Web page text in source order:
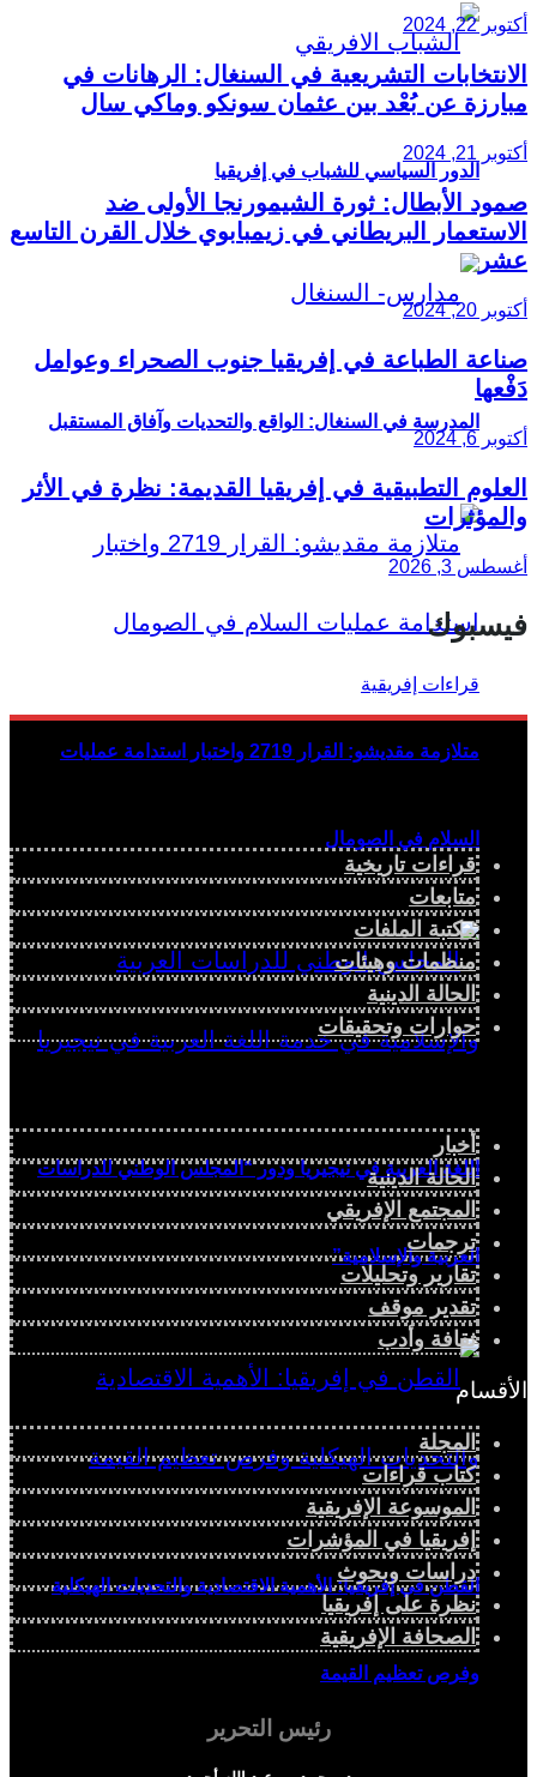
الدور السياسي للشباب في إفريقيا
المدرسة في السنغال: الواقع والتحديات وآفاق المستقبل
متلازمة مقديشو: القرار 2719 واختبار استدامة عمليات
السلام في الصومال
اللغة العربية في نيجيريا ودور “المجلس الوطني للدراسات
العربية والإسلامية”
القطن في إفريقيا: الأهمية الاقتصادية والتحديات الهيكلية
وفرص تعظيم القيمة
أكتوبر 22, 2024
الانتخابات التشريعية في السنغال: الرهانات في
مبارزة عن بُعْد بين عثمان سونكو وماكي سال
أكتوبر 21, 2024
صمود الأبطال: ثورة الشيمورنجا الأولى ضد
الاستعمار البريطاني في زيمبابوي خلال القرن التاسع
عشر
أكتوبر 20, 2024
صناعة الطباعة في إفريقيا جنوب الصحراء وعوامل
دَفْعها
أكتوبر 6, 2024
العلوم التطبيقية في إفريقيا القديمة: نظرة في الأثر
والمؤثرات
أغسطس 3, 2026
فيسبوك
قراءات تاريخية
متابعات
مكتبة الملفات
منظمات وهيئات
الحالة الدينية
حوارات وتحقيقات
أخبار
الحالة الدينية
المجتمع الإفريقي
ترجمات
تقارير وتحليلات
تقدير موقف
ثقافة وأدب
الأقسام
المجلة
كتاب قراءات
الموسوعة الإفريقية
إفريقيا في المؤشرات
دراسات وبحوث
نظرة على إفريقيا
الصحافة الإفريقية
رئيس التحرير